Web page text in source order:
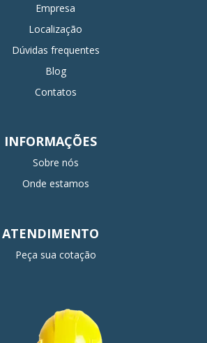
Empresa
Localização
Dúvidas frequentes
Blog
Contatos
INFORMAÇÕES
Sobre nós
Onde estamos
ATENDIMENTO
Peça sua cotação